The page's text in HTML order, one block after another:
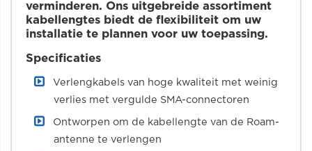
verminderen. Ons uitgebreide assortiment
kabellengtes biedt de flexibiliteit om uw
installatie te plannen voor uw toepassing.
Specificaties
Verlengkabels van hoge kwaliteit met weinig
verlies met vergulde SMA-connectoren
Ontworpen om de kabellengte van de Roam-
antenne te verlengen